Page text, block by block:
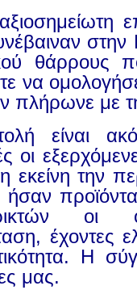
στην
θάρρους
να
πλήρωνε με
είναι
οι
εκείνη την
ήσαν
οι
έχοντες
Η
μας.